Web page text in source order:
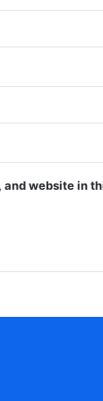
and website in